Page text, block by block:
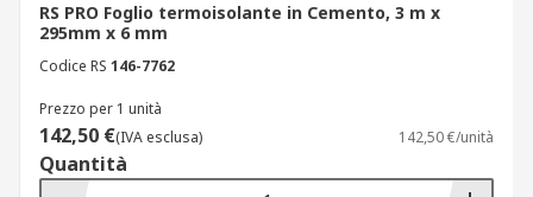
RS PRO Foglio termoisolante in Cemento, 3 m x
295mm x 6 mm
Codice RS 146-7762
Prezzo per 1 unità
142,50 €(IVA esclusa) 142,50 €/unità
Quantità